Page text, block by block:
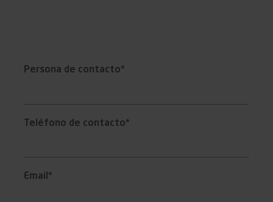
Persona de contacto*
Teléfono de contacto*
Email*